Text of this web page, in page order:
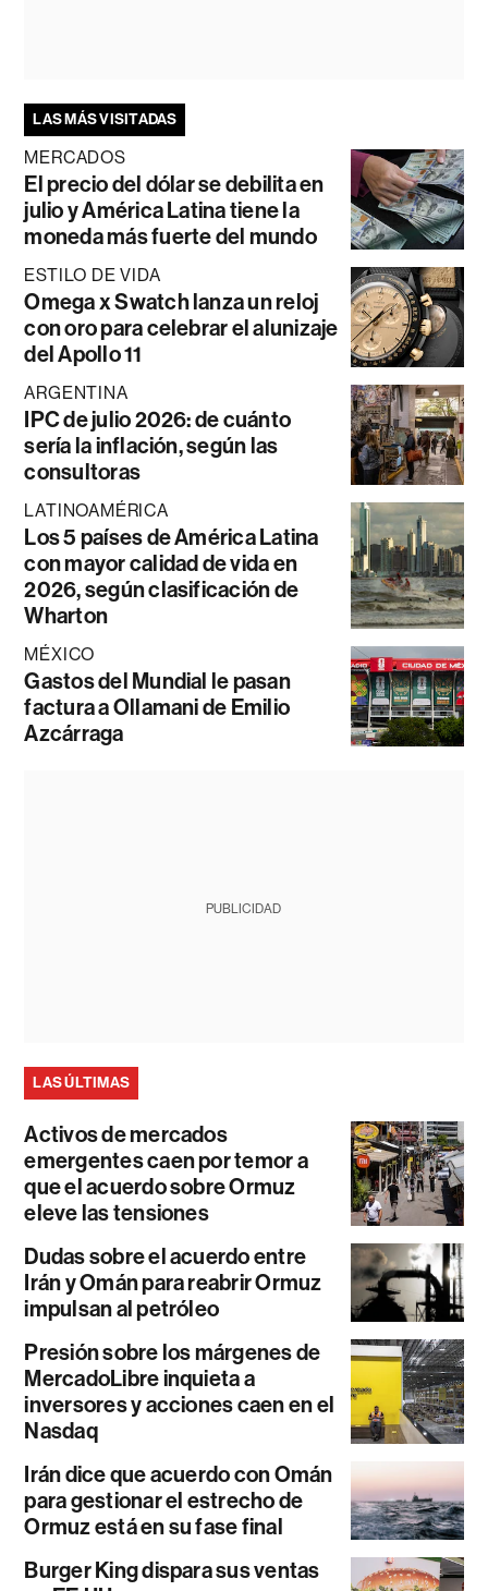
LAS MÁS VISITADAS
MERCADOS
El precio del dólar se debilita en
julio y América Latina tiene la
moneda más fuerte del mundo
ESTILO DE VIDA
Omega x Swatch lanza un reloj
con oro para celebrar el alunizaje
del Apollo 11
ARGENTINA
IPC de julio 2026: de cuánto
sería la inflación, según las
consultoras
LATINOAMÉRICA
Los 5 países de América Latina
con mayor calidad de vida en
2026, según clasificación de
Wharton
MÉXICO
Gastos del Mundial le pasan
factura a Ollamani de Emilio
Azcárraga
PUBLICIDAD
LAS ÚLTIMAS
Activos de mercados
emergentes caen por temor a
que el acuerdo sobre Ormuz
eleve las tensiones
Dudas sobre el acuerdo entre
Irán y Omán para reabrir Ormuz
impulsan al petróleo
Presión sobre los márgenes de
MercadoLibre inquieta a
inversores y acciones caen en el
Nasdaq
Irán dice que acuerdo con Omán
para gestionar el estrecho de
Ormuz está en su fase final
Burger King dispara sus ventas